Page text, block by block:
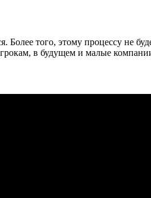
того, этому процессу не
в будущем и малые